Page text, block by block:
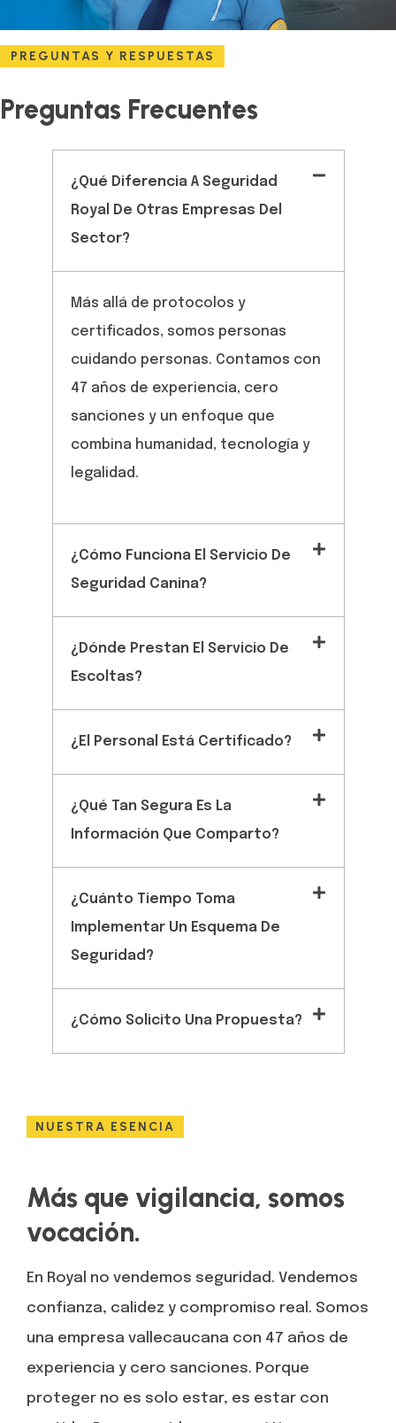
PREGUNTAS Y RESPUESTAS
Preguntas Frecuentes
¿Qué Diferencia A Seguridad
Royal De Otras Empresas Del
Sector?
Más allá de protocolos y
certificados, somos personas
cuidando personas. Contamos con
47 años de experiencia, cero
sanciones y un enfoque que
combina humanidad, tecnología y
legalidad.
¿Cómo Funciona El Servicio De
Seguridad Canina?
¿Dónde Prestan El Servicio De
Escoltas?
¿El Personal Está Certificado?
¿Qué Tan Segura Es La
Información Que Comparto?
¿Cuánto Tiempo Toma
Implementar Un Esquema De
Seguridad?
¿Cómo Solicito Una Propuesta?
NUESTRA ESENCIA
Más que vigilancia, somos
vocación.
En Royal no vendemos seguridad. Vendemos
confianza, calidez y compromiso real. Somos
una empresa vallecaucana con 47 años de
experiencia y cero sanciones. Porque
proteger no es solo estar, es estar con